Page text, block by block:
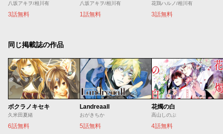
八坂アキヲ/相川有
3話無料
八坂アキヲ/相川有
1話無料
花鶏ハルノ/相川有
3話無料
同じ掲載誌の作品
ボクラノキセキ
久米田夏緒
6話無料
Landreaall
おがきちか
5話無料
花燭の白
高山しのぶ
4話無料